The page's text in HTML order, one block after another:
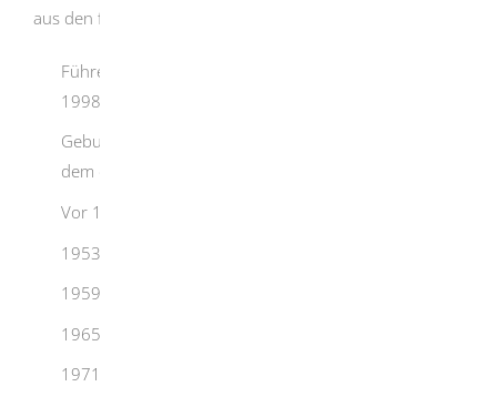
aus den folgenden Tabellen ergibt:
Führerscheine, die bis einschließlich 31. Dezember
1998 ausgestellt worden sind:
Geburtsjahr des Fahrerlaubnisinhabers - Tag, bis zu
dem der Führerschein umgetauscht sein muss
Vor 1953 - 19. Januar 2033
1953 bis 1958 - 19. Januar 2022
1959 bis 1964 - 19. Januar 2023
1965 bis 1970 - 19. Januar 2024
1971 oder später - 19. Januar 2025